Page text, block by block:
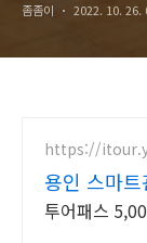
좀좀이 2022. 10. 26.
https://
용인 스마
인,
투어패스